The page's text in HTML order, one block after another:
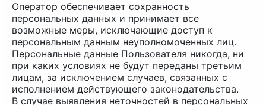
Оператор обеспечивает сохранность
персональных данных и принимает все
возможные меры, исключающие доступ к
персональным данным неуполномоченных лиц.
Персональные данные Пользователя никогда, ни
при каких условиях не будут переданы третьим
лицам, за исключением случаев, связанных с
исполнением действующего законодательства.
В случае выявления неточностей в персональных